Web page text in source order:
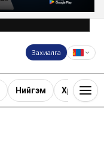
Захиалга
Нийгэм Хөрөнгө